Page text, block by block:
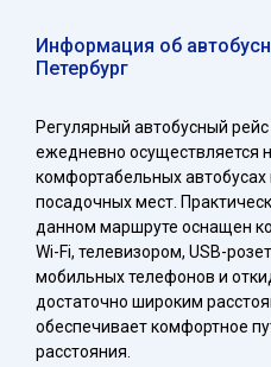
Информация об
Петербург
Регулярный автобусный
ежедневно осуществляется
комфортабельных
посадочных мест.
данном маршруте оснащен
Wi-Fi, телевизором, USB-
мобильных телефонов и
достаточно широким
обеспечивает комфортное
расстояния.